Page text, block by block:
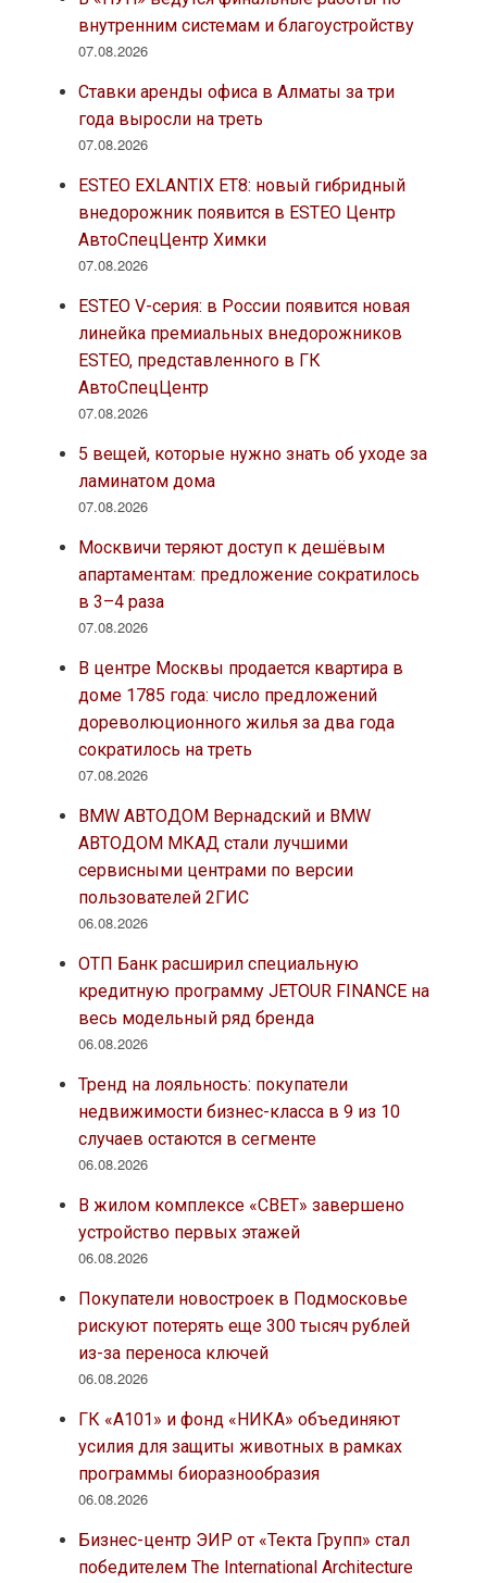
внутренним системам и благоустройству
07.08.2026
Ставки аренды офиса в Алматы за три
года выросли на треть
07.08.2026
ESTEO EXLANTIX ET8: новый гибридный
внедорожник появится в ESTEO Центр
АвтоСпецЦентр Химки
07.08.2026
ESTEO V-серия: в России появится новая
линейка премиальных внедорожников
ESTEO, представленного в ГК
АвтоСпецЦентр
07.08.2026
5 вещей, которые нужно знать об уходе за
ламинатом дома
07.08.2026
Москвичи теряют доступ к дешёвым
апартаментам: предложение сократилось
в 3–4 раза
07.08.2026
В центре Москвы продается квартира в
доме 1785 года: число предложений
дореволюционного жилья за два года
сократилось на треть
07.08.2026
BMW АВТОДОМ Вернадский и BMW
АВТОДОМ МКАД стали лучшими
сервисными центрами по версии
пользователей 2ГИС
06.08.2026
ОТП Банк расширил специальную
кредитную программу JETOUR FINANCE на
весь модельный ряд бренда
06.08.2026
Тренд на лояльность: покупатели
недвижимости бизнес-класса в 9 из 10
случаев остаются в сегменте
06.08.2026
В жилом комплексе «СВЕТ» завершено
устройство первых этажей
06.08.2026
Покупатели новостроек в Подмосковье
рискуют потерять еще 300 тысяч рублей
из-за переноса ключей
06.08.2026
ГК «А101» и фонд «НИКА» объединяют
усилия для защиты животных в рамках
программы биоразнообразия
06.08.2026
Бизнес-центр ЭИР от «Текта Групп» стал
победителем The International Architecture